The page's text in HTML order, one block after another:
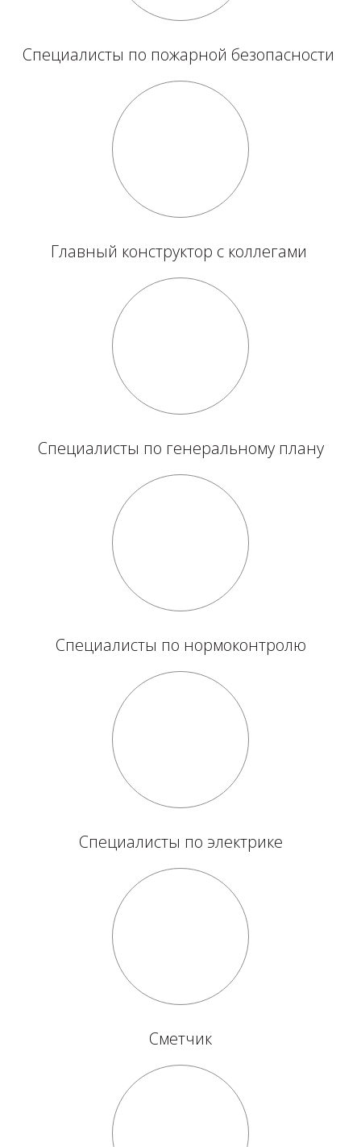
Специалисты по пожарной безопасности
Главный конструктор с коллегами
Специалисты по генеральному плану
Специалисты по нормоконтролю
Специалисты по электрике
Сметчик